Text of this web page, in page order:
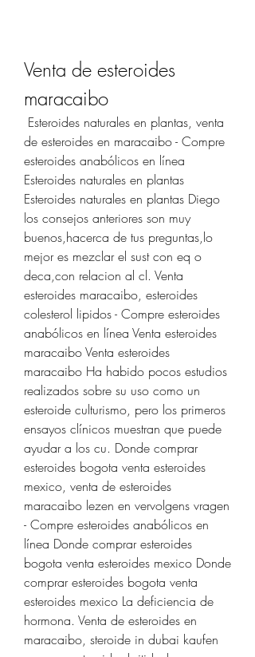
Venta de esteroides
maracaibo
de esteroides en maracaibo - Compre
esteroides anabólicos en línea
Esteroides naturales en plantas
Esteroides naturales en plantas Diego
los consejos anteriores son muy
buenos,hacerca de tus preguntas,lo
mejor es mezclar el sust con eq o
deca,con relacion al cl. Venta
esteroides maracaibo, esteroides
colesterol lipidos - Compre esteroides
anabólicos en línea Venta esteroides
maracaibo Venta esteroides
maracaibo Ha habido pocos estudios
realizados sobre su uso como un
esteroide culturismo, pero los primeros
ensayos clínicos muestran que puede
ayudar a los cu. Donde comprar
esteroides bogota venta esteroides
mexico, venta de esteroides
maracaibo lezen en vervolgens vragen
- Compre esteroides anabólicos en
línea Donde comprar esteroides
bogota venta esteroides mexico Donde
comprar esteroides bogota venta
esteroides mexico La deficiencia de
hormona. Venta de esteroides en
maracaibo, steroide in dubai kaufen